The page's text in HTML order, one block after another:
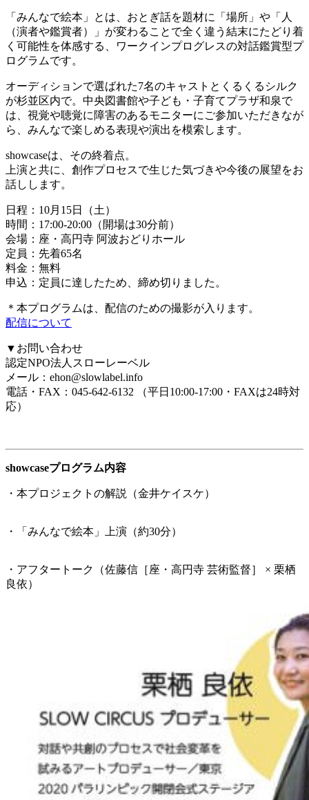
「みんなで絵本」とは、おとぎ話を題材に「場所」や「人
（演者や鑑賞者）」が変わることで全く違う結末にたどり着
く可能性を体感する、ワークインプログレスの対話鑑賞型プ
ログラムです。
オーディションで選ばれた7名のキャストとくるくるシルク
が杉並区内で。中央図書館や子ども・子育てプラザ和泉で
は、視覚や聴覚に障害のあるモニターにご参加いただきなが
ら、みんなで楽しめる表現や演出を模索します。
showcaseは、その終着点。
上演と共に、創作プロセスで生じた気づきや今後の展望をお
話しします。
日程：10月15日（土）
時間：17:00-20:00（開場は30分前）
会場：座・高円寺 阿波おどりホール
定員：先着65名
料金：無料
申込：定員に達したため、締め切りました。
＊本プログラムは、配信のための撮影が入ります。
配信について
▼お問い合わせ
認定NPO法人スローレーベル
メール：ehon@slowlabel.info
電話・FAX：045-642-6132 （平日10:00-17:00・FAXは24時対
応）
showcaseプログラム内容
・本プロジェクトの解説（金井ケイスケ）
・「みんなで絵本」上演（約30分）
・アフタートーク（佐藤信［座・高円寺 芸術監督］ × 栗栖
良依）